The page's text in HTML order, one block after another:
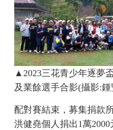
▲2023三花青少年逐夢
及業餘選手合影(攝影:
配對賽結束，募集捐款
洪健堯個人捐出1萬